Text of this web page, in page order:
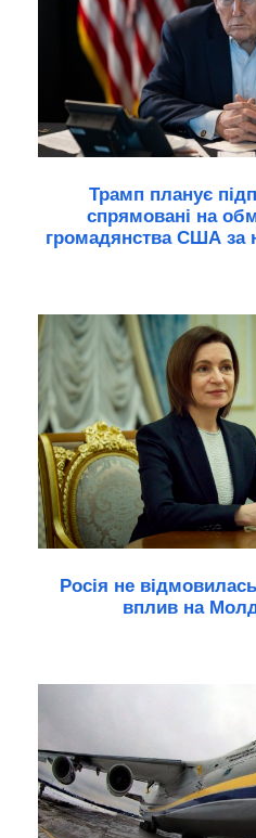
Трамп планує
спрямовані на
громадянства США за
Росія не
вплив на